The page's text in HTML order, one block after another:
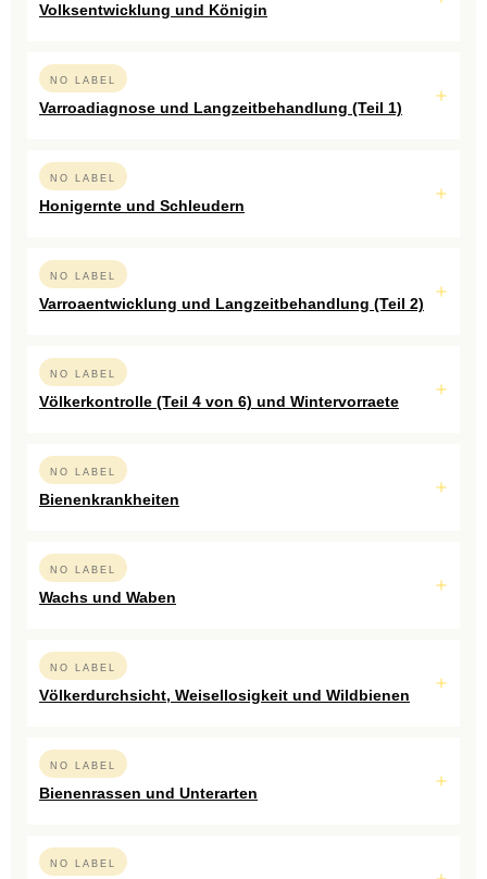
Volksentwicklung und Königin
NO LABEL
Varroadiagnose und Langzeitbehandlung (Teil 1)
NO LABEL
Honigernte und Schleudern
NO LABEL
Varroaentwicklung und Langzeitbehandlung (Teil 2)
NO LABEL
Völkerkontrolle (Teil 4 von 6) und Wintervorraete
NO LABEL
Bienenkrankheiten
NO LABEL
Wachs und Waben
NO LABEL
Völkerdurchsicht, Weisellosigkeit und Wildbienen
NO LABEL
Bienenrassen und Unterarten
NO LABEL